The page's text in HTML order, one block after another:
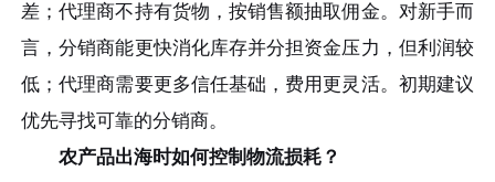
差；代理商不持有货物，按销售额抽取佣金。对新手而
言，分销商能更快消化库存并分担资金压力，但利润较
低；代理商需要更多信任基础，费用更灵活。初期建议
优先寻找可靠的分销商。
农产品出海时如何控制物流损耗？